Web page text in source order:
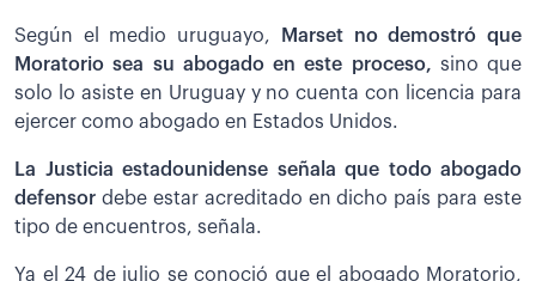
Según el medio uruguayo,
Marset no demostró que
Moratorio sea su abogado en este proceso, sino que
solo lo asiste en Uruguay y no cuenta con licencia para
ejercer como abogado en Estados Unidos.
La Justicia estadounidense señala que todo abogado
defensor debe estar acreditado en dicho país para este
tipo de encuentros, señala.
Ya el 24 de julio se conoció que el abogado Moratorio,